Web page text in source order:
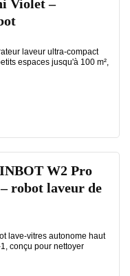
Violet –
laveur ultra-compact
espaces jusqu'à 100 m²,
W2 Pro
robot laveur de
lave-vitres autonome haut
conçu pour nettoyer